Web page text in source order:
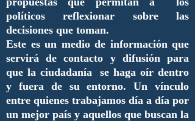
políticos reflexionar sobre las
decisiones que toman.
Este es un medio de información que
servirá de contacto y difusión para
que la ciudadanía se haga oír dentro
y fuera de su entorno. Un vínculo
entre quienes trabajamos día a día por
un mejor país y aquellos que buscan la